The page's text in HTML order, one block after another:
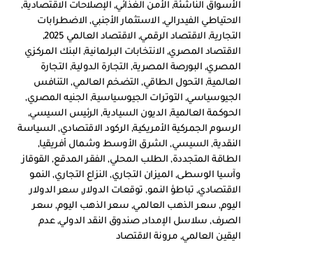
الأسواق الناشئة,الأمن الغذائي,الإصلاحات الاقتصادية,
الاحتياطي الفيدرالي,الاستثمار الأجنبي,الاضطرابات
التجارية,الاقتصاد الرقمي,الاقتصاد العالمي 2025
,
الاقتصاد المصري,الانتخابات البرلمانية,البنك المركزي
المصري,البورصة المصرية,التجارة الدولية,التجارة
العالمية,التحول الطاقي,التضخم العالمي,التنافس
الجيوسياسي,التوترات الجيوسياسية,الجنيه المصري,
الحوكمة العالمية,الديون السيادية,الرئيس السيسي,
الرسوم الجمركية الأمريكية,الركود الاقتصادي,السياسة
النقدية,السيسي,الشرق الأوسط وشمال أفريقيا,
الطاقة المتجددة,الطلب المحلي,الفقر المدقع,القوقاز
وآسيا الوسطى,الميزان التجاري,النزاع التجاري,النمو
الاقتصادي,تباطؤ النمو,توقعات الدولار,سعر الدولار
اليوم,سعر الذهب العالمي,سعر الذهب اليوم,سعر
الصرف,سلاسل الإمداد,صندوق النقد الدولي,عدم
اليقين العالمي,مرونة الاقتصاد